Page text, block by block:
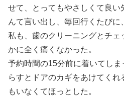
せて、とってもやさしくて良い
んて言い出し、毎回行くたびに
私も、歯のクリーニングとチェ
かに全く痛くなかった。
予約時間の15分前に着いてし
らすとドアのカギをあけてく
もいなくてほっとした。